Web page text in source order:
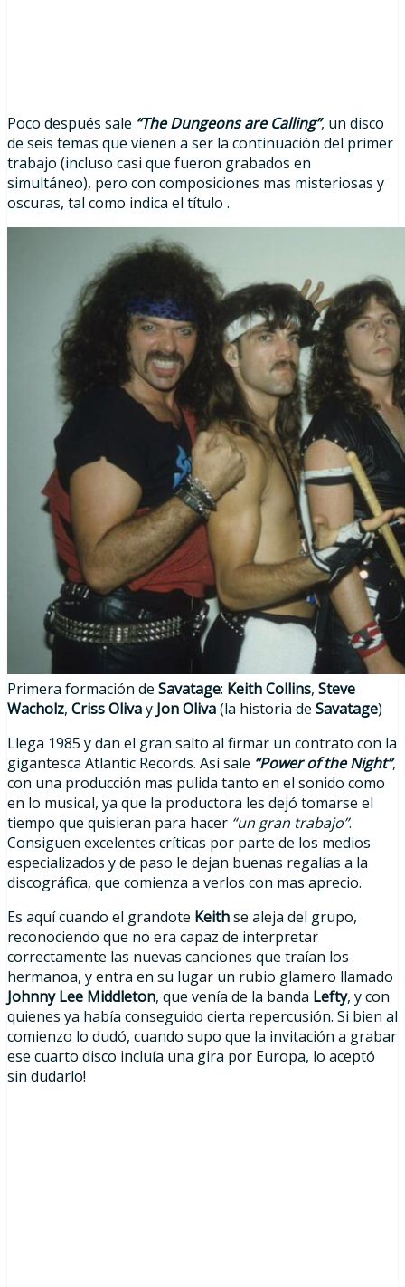
Poco después sale “The Dungeons are Calling”, un disco
de seis temas que vienen a ser la continuación del primer
trabajo (incluso casi que fueron grabados en
simultáneo), pero con composiciones mas misteriosas y
oscuras, tal como indica el título .
Primera formación de Savatage: Keith Collins, Steve
Wacholz, Criss Olivay Jon Oliva(la historia de Savatage)
Llega 1985 y dan el gran salto al firmar un contrato con la
gigantesca Atlantic Records. Así sale “Power of the Night”,
con una producción mas pulida tanto en el sonido como
en lo musical, ya que la productora les dejó tomarse el
tiempo que quisieran para hacer “un gran trabajo”.
Consiguen excelentes críticas por parte de los medios
especializados y de paso le dejan buenas regalías a la
discográfica, que comienza a verlos con mas aprecio.
Es aquí cuando el grandote Keithse aleja del grupo,
reconociendo que no era capaz de interpretar
correctamente las nuevas canciones que traían los
hermanoa, y entra en su lugar un rubio glamero llamado
Johnny Lee Middleton, que venía de la banda Lefty, y con
quienes ya había conseguido cierta repercusión. Si bien al
comienzo lo dudó, cuando supo que la invitación a grabar
ese cuarto disco incluía una gira por Europa, lo aceptó
sin dudarlo!